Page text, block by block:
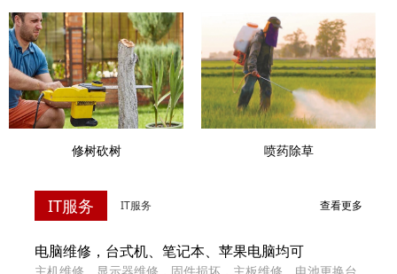
修树砍树 喷药除草
IT服务 IT服务 查看更多
电脑维修，台式机、笔记本、苹果电脑均可